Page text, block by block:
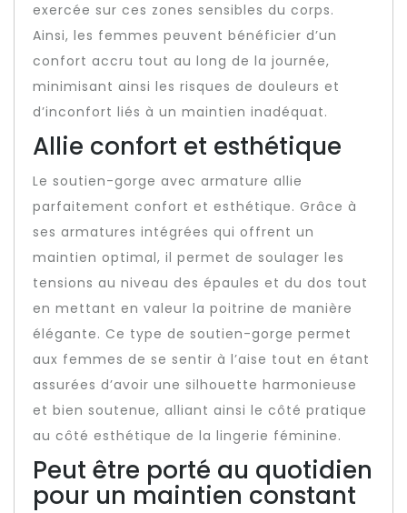
exercée sur ces zones sensibles du corps.
Ainsi, les femmes peuvent bénéficier d’un
confort accru tout au long de la journée,
minimisant ainsi les risques de douleurs et
d’inconfort liés à un maintien inadéquat.
Allie confort et esthétique
Le soutien-gorge avec armature allie
parfaitement confort et esthétique. Grâce à
ses armatures intégrées qui offrent un
maintien optimal, il permet de soulager les
tensions au niveau des épaules et du dos tout
en mettant en valeur la poitrine de manière
élégante. Ce type de soutien-gorge permet
aux femmes de se sentir à l’aise tout en étant
assurées d’avoir une silhouette harmonieuse
et bien soutenue, alliant ainsi le côté pratique
au côté esthétique de la lingerie féminine.
Peut être porté au quotidien
pour un maintien constant